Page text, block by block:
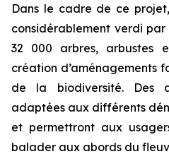
Dans le cadre de ce
considérablement verdi
32 000 arbres, arbustes
création d’aménagements
de la biodiversité. Des
adaptées aux différents
et permettront aux
balader aux abords du